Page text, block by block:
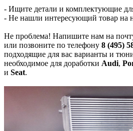
- Ищите детали и комплектующие
- Не нашли интересующий товар на
Не проблема! Напишите нам на
или позвоните по телефону 8 (495)
подходящие для вас варианты и
необходимое для доработки Audi,
и Seat.